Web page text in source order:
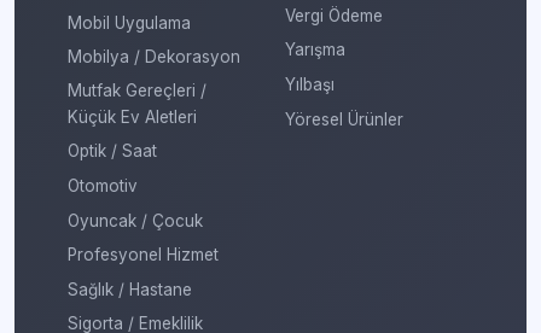
Mobil Uygulama
Mobilya / Dekorasyon
Mutfak Gereçleri /
Küçük Ev Aletleri
Optik / Saat
Otomotiv
Oyuncak / Çocuk
Profesyonel Hizmet
Sağlık / Hastane
Sigorta / Emeklilik
Vergi Ödeme
Yarışma
Yılbaşı
Yöresel Ürünler